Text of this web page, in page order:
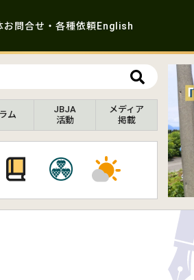
お問合せ・各種依頼English
ム
JBJA
活動
メディア
掲載